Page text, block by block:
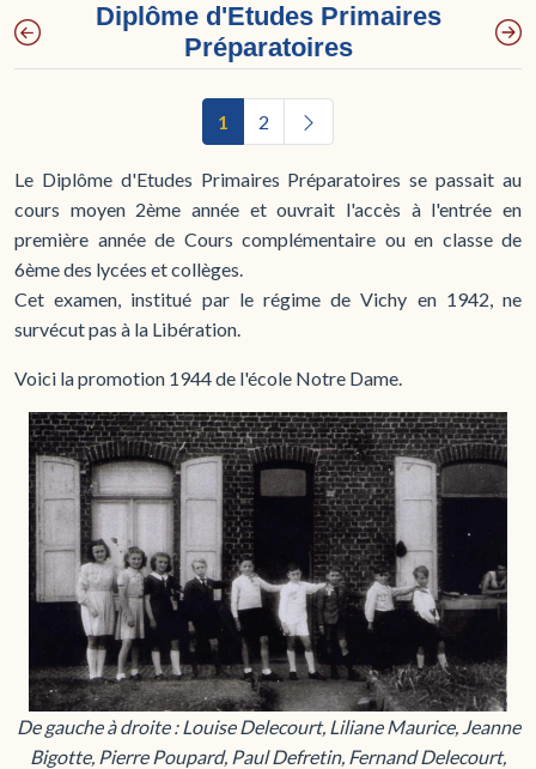
Diplôme d'Etudes Primaires
Préparatoires
1 2
Le Diplôme d'Etudes Primaires Préparatoires se passait au
cours moyen 2ème année et ouvrait l'accès à l'entrée en
première année de Cours complémentaire ou en classe de
6ème des lycées et collèges.
Cet examen, institué par le régime de Vichy en 1942, ne
survécut pas à la Libération.
Voici la promotion 1944 de l'école Notre Dame.
De gauche à droite : Louise Delecourt, Liliane Maurice, Jeanne
Bigotte, Pierre Poupard, Paul Defretin, Fernand Delecourt,